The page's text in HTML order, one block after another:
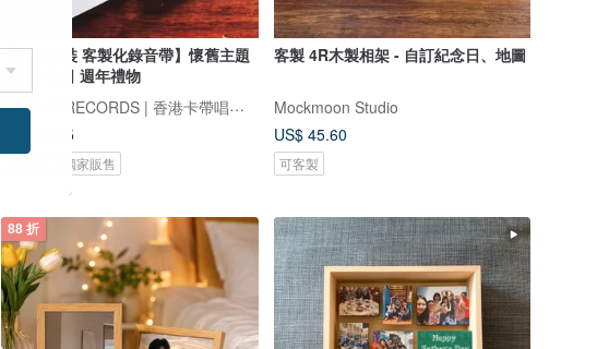
【全新包裝 客製化錄音帶】懷舊主題
| 情侶 生日 週年禮物
FINDME RECORDS | 香港卡帶唱片生活店
US$ 42.85
獨家販售
客製 4R木製相架 - 自訂紀念日、地圖
Mockmoon Studio
US$ 45.60
可客製
88 折